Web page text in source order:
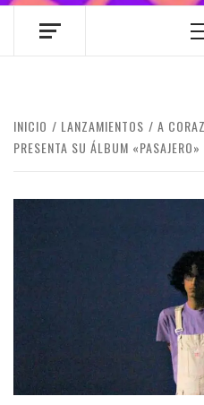
INICIO LANZAMIENTOS
A
PRESENTA SU ÁLBUM «PASAJERO»